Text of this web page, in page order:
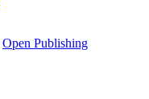
Open Publishing